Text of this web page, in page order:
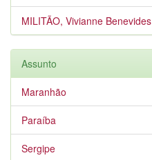
MILITÃO, Vivianne Benevides
Assunto
Maranhão
Paraíba
Sergipe